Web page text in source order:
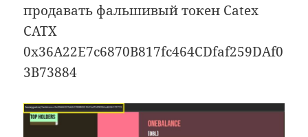
продавать фальшивый токен Catex
CATX
0x36A22E7c6870B817fc464CDfaf259DAf0
3B73884